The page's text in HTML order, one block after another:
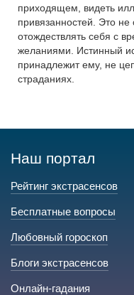
приходящем, видеть
привязанностей. Это
отождествлять себя с
желаниями. Истинный
принадлежит ему, не
страданиях.
Наш портал
Рейтинг экстрасенсов
Бесплатные вопросы
Любовный гороскоп
Блоги экстрасенсов
Онлайн-гадания